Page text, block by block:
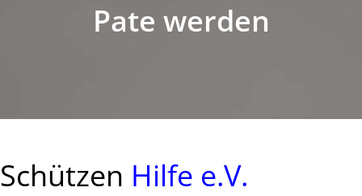
Pate werden
Schützen Hilfe e.V.